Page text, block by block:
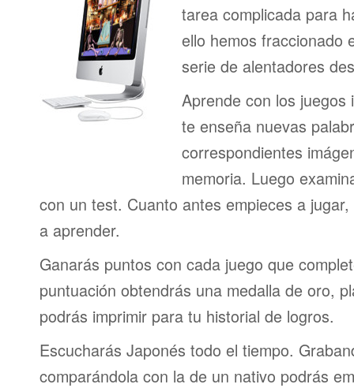
tarea complicada para
ello hemos fraccionado
serie de alentadores
Aprende con los juegos
te enseña nuevas
correspondientes
memoria. Luego
con un test. Cuanto antes empieces a
a aprender.
Ganarás puntos con cada juego que
puntuación obtendrás una medalla de oro,
podrás imprimir para tu historial de logros.
Escucharás Japonés todo el tiempo.
comparándola con la de un nativo podrás